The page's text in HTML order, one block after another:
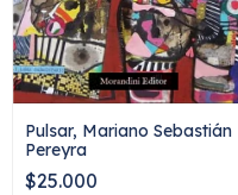
Pulsar, Mariano Sebastián
Pereyra
$25.000